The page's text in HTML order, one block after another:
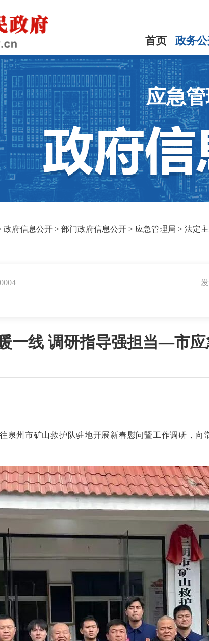
首页 政务
应急
政府信息公开> 部门政府信息公开> 应急管理局 > 法定
一线 调研指导强担当—市
泉州市矿山救护队驻地开展新春慰问暨工作调研，